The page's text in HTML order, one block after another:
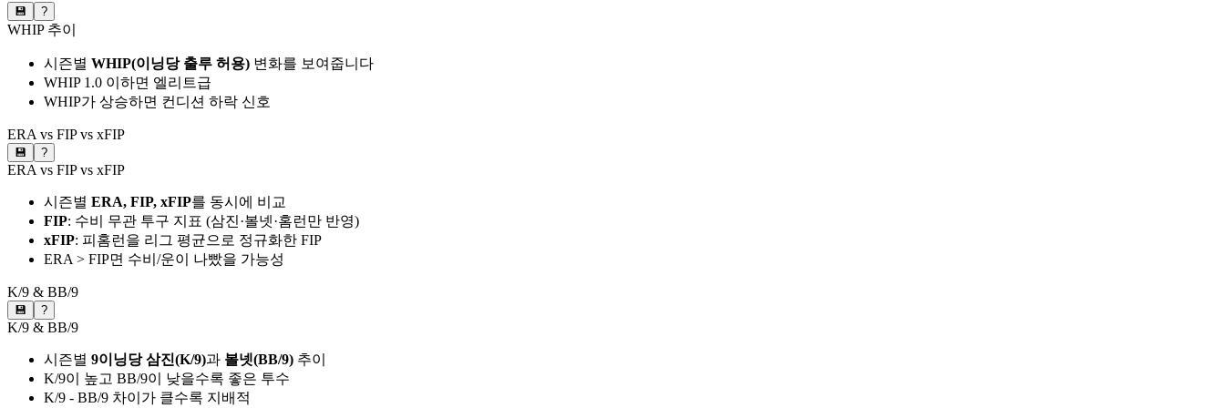
💾 ?
WHIP 추이
시즌별 WHIP(이닝당 출루 허용) 변화를 보여줍니다
WHIP 1.0 이하면 엘리트급
WHIP가 상승하면 컨디션 하락 신호
ERA vs FIP vs xFIP
💾 ?
ERA vs FIP vs xFIP
시즌별 ERA, FIP, xFIP를 동시에 비교
FIP: 수비 무관 투구 지표 (삼진·볼넷·홈런만 반영)
xFIP: 피홈런을 리그 평균으로 정규화한 FIP
ERA > FIP면 수비/운이 나빴을 가능성
K/9 & BB/9
💾 ?
K/9 & BB/9
시즌별 9이닝당 삼진(K/9)과 볼넷(BB/9) 추이
K/9이 높고 BB/9이 낮을수록 좋은 투수
K/9 - BB/9 차이가 클수록 지배적